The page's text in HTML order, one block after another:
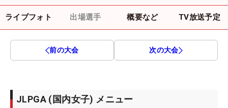
ライブフォト 出場選手 概要など TV放送予定
前の大会 次の大会
JLPGA (国内女子) メニュー